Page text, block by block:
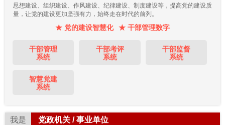
思想建设、组织建设、作风建设、纪律建设、制度建设等，提高党的建设质
量，让党的建设更加坚强有力，始终走在时代的前列。
★ 党的建设智慧化 ★ 干部管理数字
干部管理
系统
干部考评
系统
干部监督
系统
智慧党建
系统
我是 党政机关 / 事业单位